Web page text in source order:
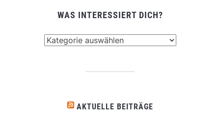
WAS INTERESSIERT DICH?
AKTUELLE BEITRÄGE